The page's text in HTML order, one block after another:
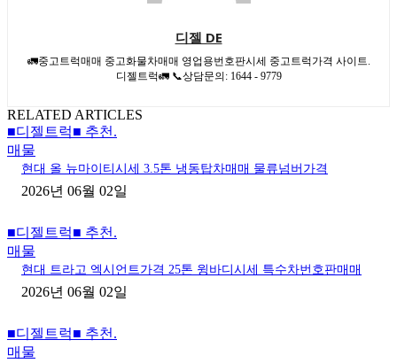
디젤 DE
🚛중고트럭매매 중고화물차매매 영업용번호판시세 중고트럭가격 사이트.
디젤트럭🚛 📞상담문의: 1644 - 9779
RELATED ARTICLES
■디젤트럭■ 추천.
매물
현대 올 뉴마이티시세 3.5톤 냉동탑차매매 물류넘버가격
2026년 06월 02일
■디젤트럭■ 추천.
매물
현대 트라고 엑시언트가격 25톤 윙바디시세 특수차번호판매매
2026년 06월 02일
■디젤트럭■ 추천.
매물